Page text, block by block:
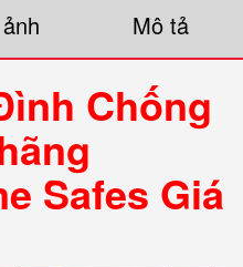
Mô tả
Chống
Safes Giá